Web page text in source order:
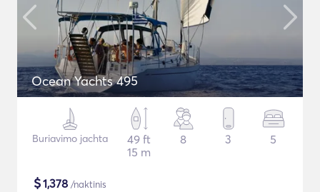
Ocean Yachts 495
Buriavimo jachta
49 ft
15 m
8 3 5
$1,378 /naktinis